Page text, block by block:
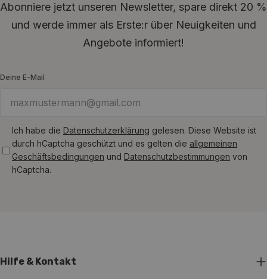
Abonniere jetzt unseren Newsletter, spare direkt 20 %
und werde immer als Erste:r über Neuigkeiten und
Angebote informiert!
Deine E-Mail
Ich habe die Datenschutzerklärung gelesen. Diese Website ist
durch hCaptcha geschützt und es gelten die allgemeinen
Geschäftsbedingungen und Datenschutzbestimmungen von
hCaptcha.
Hilfe & Kontakt